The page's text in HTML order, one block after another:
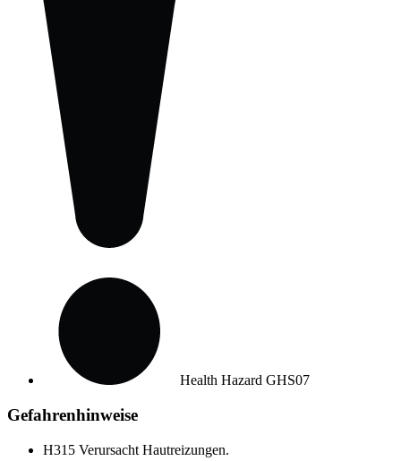
Health Hazard GHS07
Gefahrenhinweise
H315 Verursacht Hautreizungen.